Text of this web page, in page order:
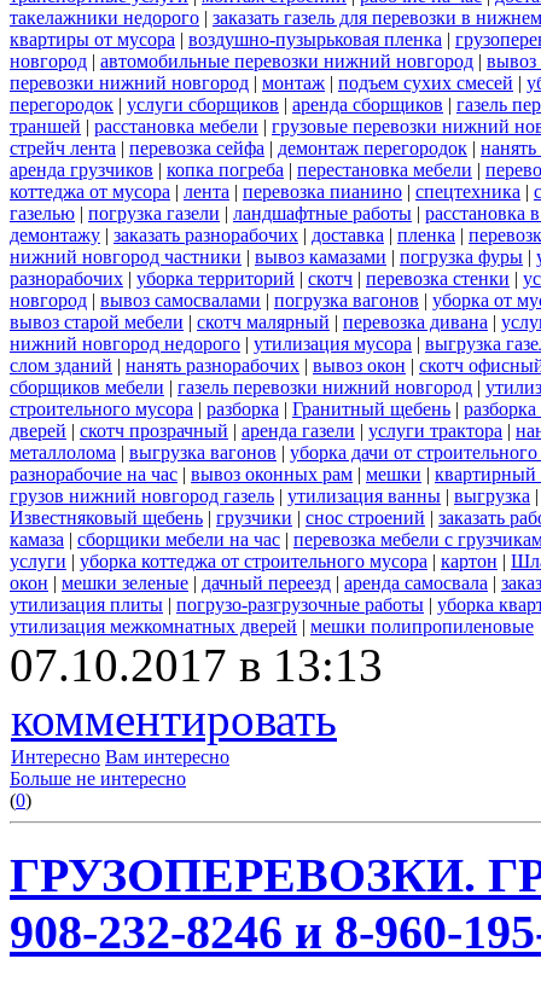
такелажники недорого | заказать газель для перевозки в
квартиры от мусора | воздушно-пузырьковая пленка |
новгород | автомобильные перевозки нижний новгород | вывоз
перевозки нижний новгород | монтаж | подъем сухих смесей |
перегородок | услуги сборщиков | аренда сборщиков | газель
траншей | расстановка мебели | грузовые перевозки нижний
стрейч лента | перевозка сейфа | демонтаж перегородок |
аренда грузчиков | копка погреба | перестановка мебели |
коттеджа от мусора | лента | перевозка пианино | спецтехника |
газелью | погрузка газели | ландшафтные работы | расстановка
демонтажу | заказать разнорабочих | доставка | пленка |
нижний новгород частники | вывоз камазами | погрузка фуры |
разнорабочих | уборка территорий | скотч | перевозка стенки |
новгород | вывоз самосвалами | погрузка вагонов | уборка от
вывоз старой мебели | скотч малярный | перевозка дивана |
нижний новгород недорого | утилизация мусора | выгрузка
слом зданий | нанять разнорабочих | вывоз окон | скотч
сборщиков мебели | газель перевозки нижний новгород |
строительного мусора | разборка | Гранитный щебень |
дверей | скотч прозрачный | аренда газели | услуги трактора |
металлолома | выгрузка вагонов | уборка дачи от
разнорабочие на час | вывоз оконных рам | мешки | квартирный
грузов нижний новгород газель | утилизация ванны | выгрузка
Известняковый щебень | грузчики | снос строений | заказать
камаза | сборщики мебели на час | перевозка мебели с
услуги | уборка коттеджа от строительного мусора | картон |
окон | мешки зеленые | дачный переезд | аренда самосвала |
утилизация плиты | погрузо-разгрузочные работы | уборка
утилизация межкомнатных дверей | мешки полипропиленовые
07.10.2017 в 13:13
комментировать
Интересно Вам интересно
Больше не интересно
(0)
ГРУЗОПЕРЕВОЗКИ.
908-232-8246 и 8-960-